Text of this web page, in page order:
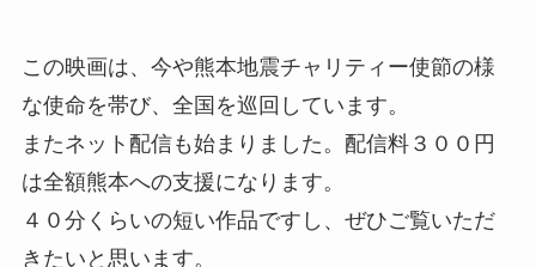
この映画は、今や熊本地震チャリティー使節の様
な使命を帯び、全国を巡回しています。
またネット配信も始まりました。配信料３００円
は全額熊本への支援になります。
４０分くらいの短い作品ですし、ぜひご覧いただ
きたいと思います。